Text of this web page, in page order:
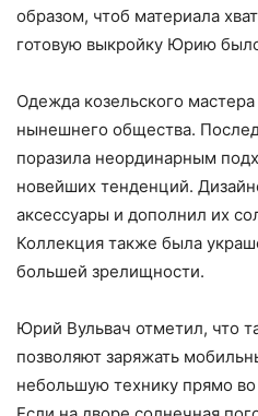
образом, чтоб материала
готовую выкройку Юрию
Одежда козельского
нынешнего общества.
поразила неординарным
новейших тенденций.
аксессуары и дополнил их
Коллекция также была
большей зрелищности.
Юрий Вульвач отметил, что
позволяют заряжать
небольшую технику прямо